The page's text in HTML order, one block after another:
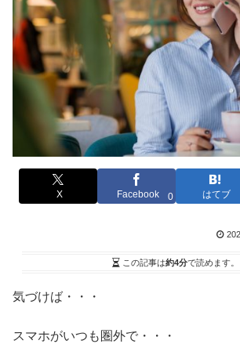
X Facebook 0 はてブ
この記事は約4分で読めます。
気づけば・・・
スマホがいつも圏外で・・・